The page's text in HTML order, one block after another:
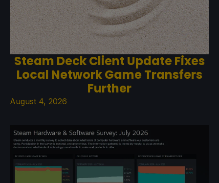
Steam Deck Client Update Fixes
Local Network Game Transfers
Further
August 4, 2026